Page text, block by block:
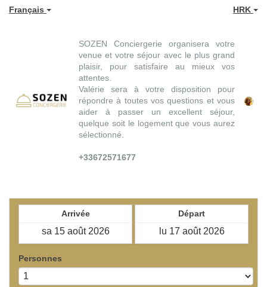
Français HRK
SOZEN Conciergerie organisera votre
venue et votre séjour avec le plus grand
plaisir, pour satisfaire au mieux vos
attentes.
Valérie sera à votre disposition pour
répondre à toutes vos questions et vous
aider à passer un excellent séjour,
quelque soit le logement que vous aurez
sélectionné.
+33672571677
Arrivée Départ
Personnes